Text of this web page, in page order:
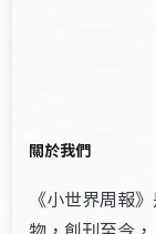
關於我們
《小世界周報